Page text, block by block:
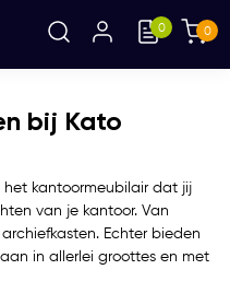
0 0
bij Kato
het kantoormeubilair dat jij
van je kantoor. Van
Echter bieden
in allerlei groottes en met